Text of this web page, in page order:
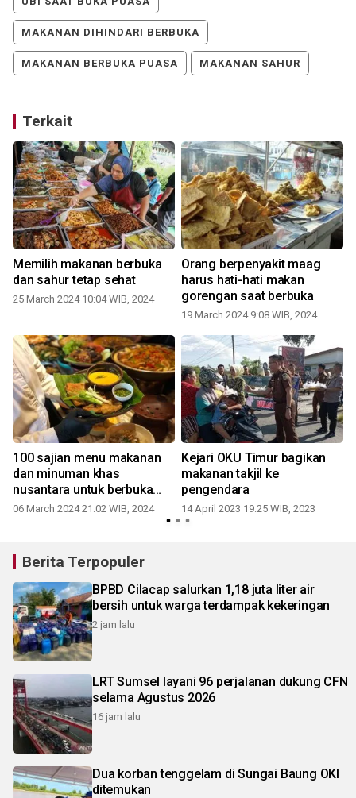
MAKANAN DIHINDARI BERBUKA
MAKANAN BERBUKA PUASA MAKANAN SAHUR
Terkait
Memilih makanan berbuka
dan sahur tetap sehat
25 March 2024 10:04 WIB, 2024
Orang berpenyakit maag
harus hati-hati makan
gorengan saat berbuka
19 March 2024 9:08 WIB, 2024
100 sajian menu makanan
dan minuman khas
nusantara untuk berbuka
puasa
06 March 2024 21:02 WIB, 2024
Kejari OKU Timur bagikan
makanan takjil ke
pengendara
14 April 2023 19:25 WIB, 2023
Berita Terpopuler
BPBD Cilacap salurkan 1,18 juta liter air
bersih untuk warga terdampak kekeringan
2 jam lalu
LRT Sumsel layani 96 perjalanan dukung CFN
selama Agustus 2026
16 jam lalu
Dua korban tenggelam di Sungai Baung OKI
ditemukan